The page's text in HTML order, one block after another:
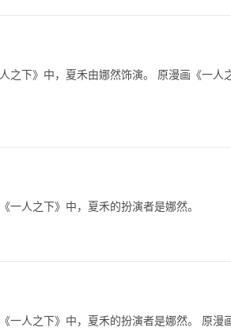
之下》中，夏禾由娜然饰演。 原漫画《一人
一人之下》中，夏禾的扮演者是娜然。
一人之下》中，夏禾的扮演者是娜然。 原漫